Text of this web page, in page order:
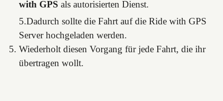
with GPS als autorisierten Dienst.
5.Dadurch sollte die Fahrt auf die Ride with GPS
Server hochgeladen werden.
Wiederholt diesen Vorgang für jede Fahrt, die ihr
übertragen wollt.